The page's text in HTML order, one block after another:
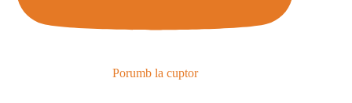
Porumb la cuptor